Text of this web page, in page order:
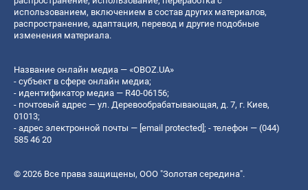
использованием, включением в состав других материалов,
распространение, адаптация, перевод и другие подобные
изменения материала.
Название онлайн медиа — «OBOZ.UA»
- субъект в сфере онлайн медиа;
- идентификатор медиа — R40-06156;
- почтовый адрес — ул. Деревообрабатывающая, д. 7, г. Киев,
01013;
- адрес электронной почты — [email protected]; - телефон — (044)
585 46 20
© 2026 Все права защищены, ООО "Золотая середина".